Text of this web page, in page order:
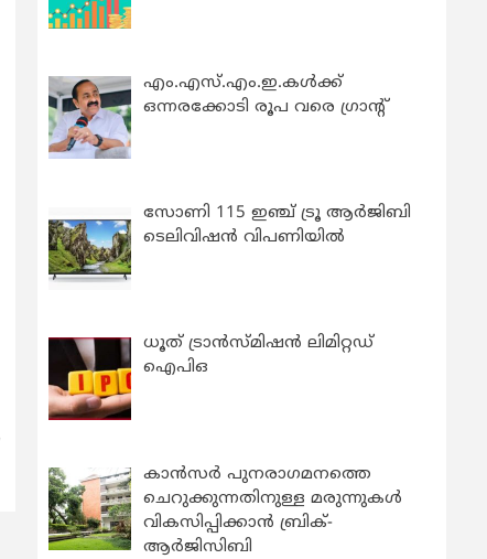
എം.എസ്.എം.ഇ.കൾക്ക്
ഒന്നരക്കോടി രൂപ വരെ ഗ്രാന്റ്
സോണി 115 ഇഞ്ച് ട്രൂ ആർജിബി
ടെലിവിഷൻ വിപണിയിൽ
ധൂത് ട്രാൻസ്മിഷൻ ലിമിറ്റഡ്
ഐപിഒ
കാന്‍സര്‍ പുനരാഗമനത്തെ
ചെറുക്കുന്നതിനുള്ള മരുന്നുകള്‍
വികസിപ്പിക്കാന്‍ ബ്രിക്-
ആര്‍ജിസിബി